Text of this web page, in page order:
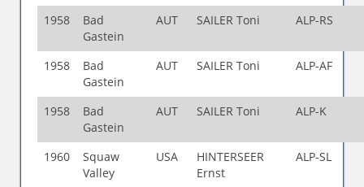
1958
Bad
Gastein
AUT SAILER Toni ALP-RS
1958
Bad
Gastein
AUT SAILER Toni ALP-AF
1958
Bad
Gastein
AUT SAILER Toni ALP-K
1960
Squaw
Valley
USA
HINTERSEER
Ernst
ALP-SL